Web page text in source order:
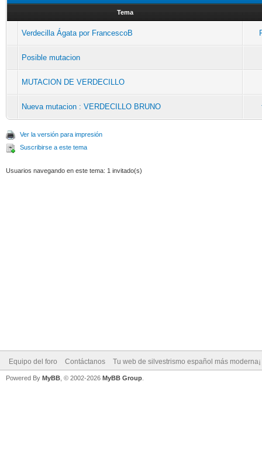
Tema
Verdecilla Ágata por FrancescoB
Posible mutacion
MUTACION DE VERDECILLO
Nueva mutacion : VERDECILLO BRUNO
Ver la versión para impresión
Suscribirse a este tema
Usuarios navegando en este tema: 1 invitado(s)
Equipo del foro Contáctanos Tu web de silvestrismo español más moderna¡
Powered By MyBB , © 2002-2026 MyBB Group